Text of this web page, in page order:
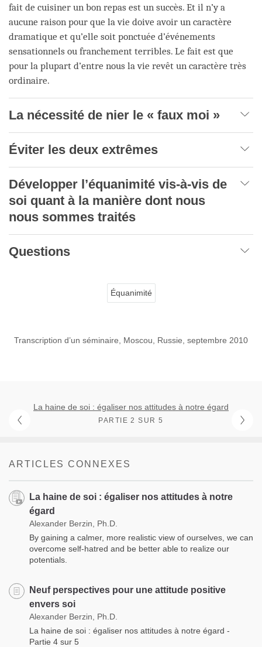
fait de cuisiner un bon repas est un succès. Et il n’y a
aucune raison pour que la vie doive avoir un caractère
dramatique et qu’elle soit ponctuée d’événements
sensationnels ou franchement terribles. Le fait est que
pour la plupart d’entre nous la vie revêt un caractère très
ordinaire.
La nécessité de nier le « faux moi »
Éviter les deux extrêmes
Développer l’équanimité vis-à-vis de
soi quant à la manière dont nous
nous sommes traités
Questions
Équanimité
Transcription d’un séminaire, Moscou, Russie, septembre 2010
La haine de soi : égaliser nos attitudes à notre égard
PARTIE 2 SUR 5
ARTICLES CONNEXES
La haine de soi : égaliser nos attitudes à notre
égard
Alexander Berzin, Ph.D.
By gaining a calmer, more realistic view of ourselves, we can
overcome self-hatred and be better able to realize our
potentials.
Neuf perspectives pour une attitude positive
envers soi
Alexander Berzin, Ph.D.
La haine de soi : égaliser nos attitudes à notre égard -
Partie 4 sur 5